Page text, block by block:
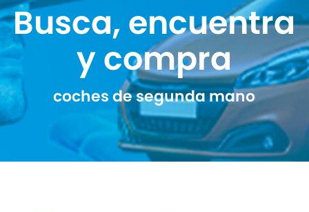
Busca, encuentra
y compra
coches de segunda mano